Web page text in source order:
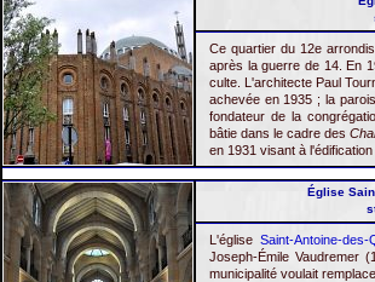
Ce quartier du 12e
après la guerre de 14. En
culte. L'architecte Paul
achevée en 1935 ; la
fondateur de la
bâtie dans le cadre des
en 1931 visant à
Église
L'église Saint-Antoine-des-
Joseph-Émile Vaudremer
municipalité voulait